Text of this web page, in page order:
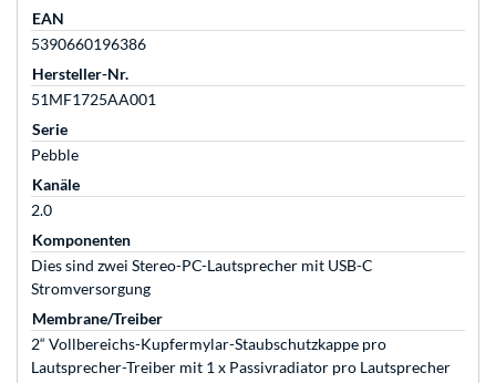
EAN
5390660196386
Hersteller-Nr.
51MF1725AA001
Serie
Pebble
Kanäle
2.0
Komponenten
Dies sind zwei Stereo-PC-Lautsprecher mit USB-C
Stromversorgung
Membrane/Treiber
2“ Vollbereichs-Kupfermylar-Staubschutzkappe pro
Lautsprecher-Treiber mit 1 x Passivradiator pro Lautsprecher